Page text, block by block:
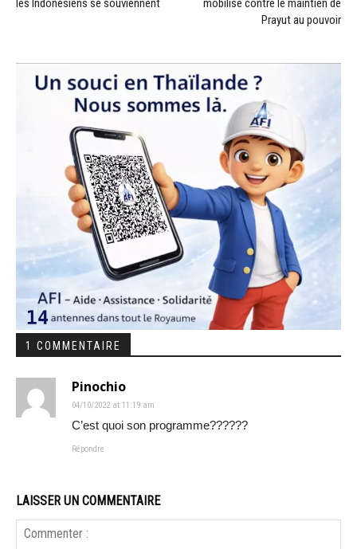
les Indonésiens se souviennent
mobilise contre le maintien de
Prayut au pouvoir
1 COMMENTAIRE
Pinochio
04/10/2022 at 11:19 am
C’est quoi son programme??????
Répondre
LAISSER UN COMMENTAIRE